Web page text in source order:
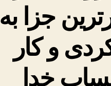
جزا به
و کار
خدا